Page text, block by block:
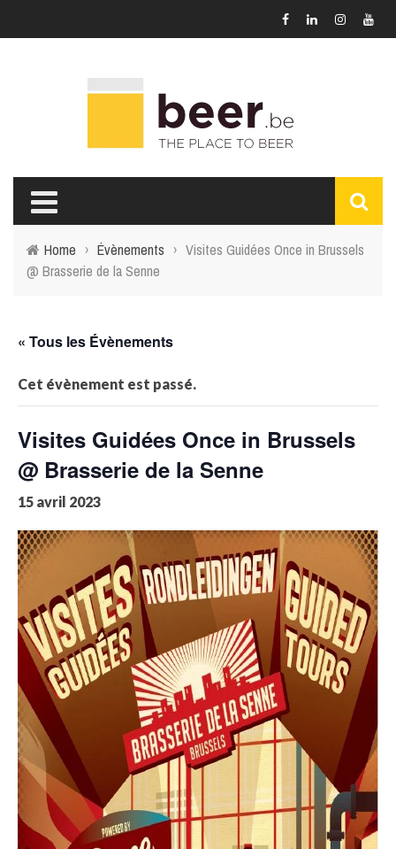
Home › Évènements › Visites Guidées Once in Brussels
@ Brasserie de la Senne
« Tous les Évènements
Cet évènement est passé.
Visites Guidées Once in Brussels
@ Brasserie de la Senne
15 avril 2023